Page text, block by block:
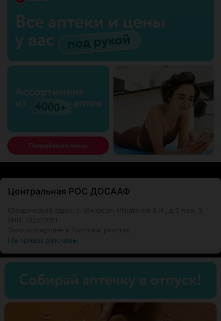
Центральная РОС ДОСААФ
На правах рекламы